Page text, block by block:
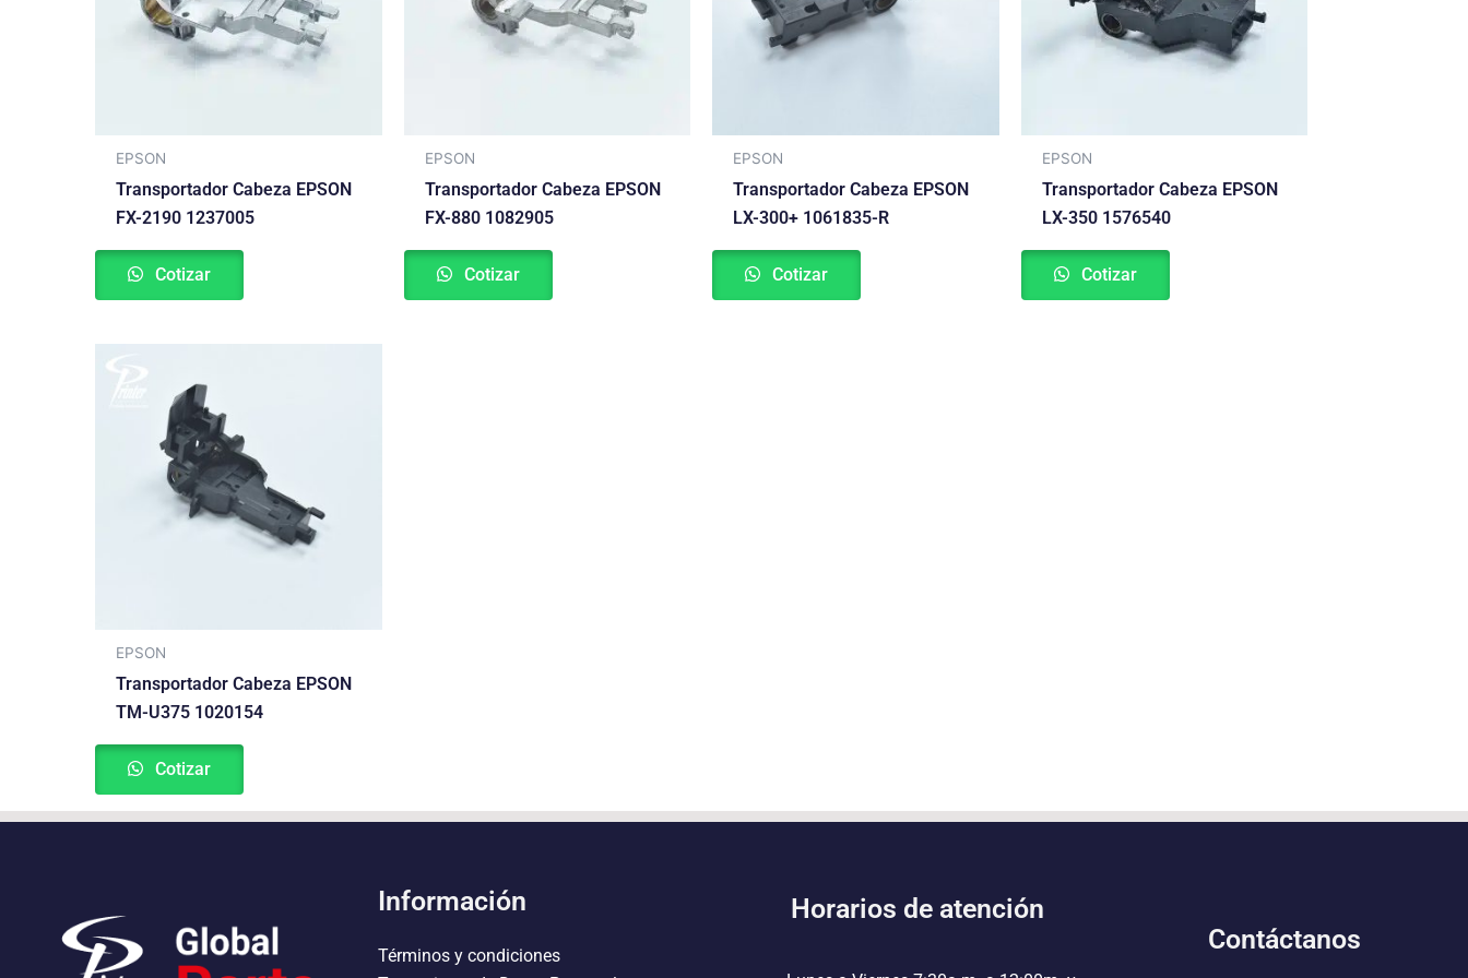
EPSON
Transportador Cabeza EPSON
FX-2190 1237005
Cotizar
EPSON
Transportador Cabeza EPSON
FX-880 1082905
Cotizar
EPSON
Transportador Cabeza EPSON
LX-300+ 1061835-R
Cotizar
EPSON
Transportador Cabeza EPSON
LX-350 1576540
Cotizar
EPSON
Transportador Cabeza EPSON
TM-U375 1020154
Cotizar
Información
Términos y condiciones
Horarios de atención
Contáctanos